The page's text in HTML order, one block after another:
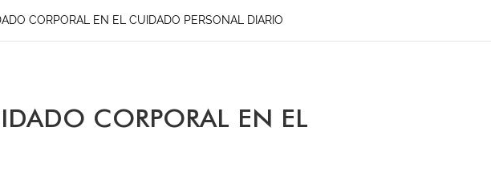
CORPORAL EN EL CUIDADO PERSONAL DIARIO
CORPORAL EN EL